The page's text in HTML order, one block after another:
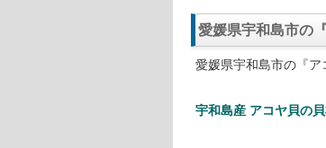
愛媛県宇和島市の
愛媛県宇和島市の『ア
宇和島産 アコヤ貝の